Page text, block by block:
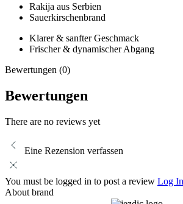
Rakija aus Serbien
Sauerkirschenbrand
Klarer & sanfter Geschmack
Frischer & dynamischer Abgang
Bewertungen (0)
Bewertungen
There are no reviews yet
Eine Rezension verfassen
You must be logged in to post a review Log In
About brand